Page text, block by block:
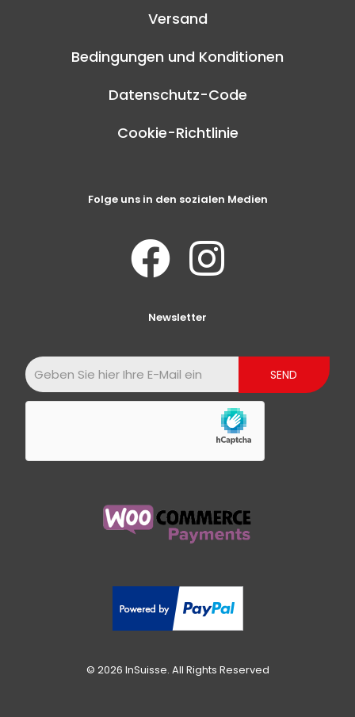
Versand
Bedingungen und Konditionen
Datenschutz-Code
Cookie-Richtlinie
Folge uns in den sozialen Medien
Newsletter
© 2026 InSuisse. All Rights Reserved